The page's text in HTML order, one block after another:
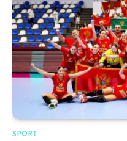
SPORT